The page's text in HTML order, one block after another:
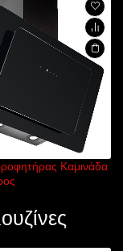
ΚΑΜΙΝΑΔΑ
BASIC 60cm ΜΤ